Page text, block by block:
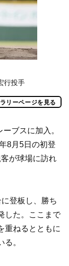
行投手
リーページを見る
ブスに加入。
8月5日の初登
が球場に訪れ
登板し、勝ち
した。ここまで
重ねるとともに
。